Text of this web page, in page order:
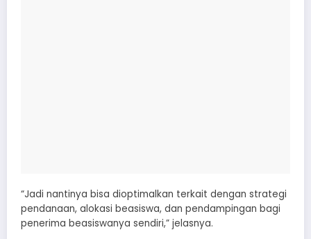
“Jadi nantinya bisa dioptimalkan terkait dengan strategi
pendanaan, alokasi beasiswa, dan pendampingan bagi
penerima beasiswanya sendiri,” jelasnya.